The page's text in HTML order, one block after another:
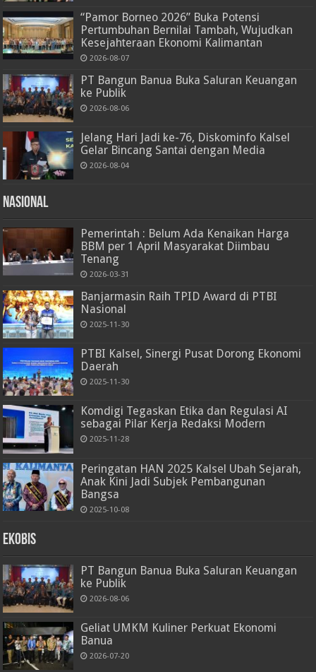
“Pamor Borneo 2026” Buka Potensi
Pertumbuhan Bernilai Tambah, Wujudkan
Kesejahteraan Ekonomi Kalimantan
2026-08-07
PT Bangun Banua Buka Saluran Keuangan
ke Publik
2026-08-06
Jelang Hari Jadi ke-76, Diskominfo Kalsel
Gelar Bincang Santai dengan Media
2026-08-04
Nasional
Pemerintah : Belum Ada Kenaikan Harga
BBM per 1 April Masyarakat Diimbau
Tenang
2026-03-31
Banjarmasin Raih TPID Award di PTBI
Nasional
2025-11-30
PTBI Kalsel, Sinergi Pusat Dorong Ekonomi
Daerah
2025-11-30
Komdigi Tegaskan Etika dan Regulasi AI
sebagai Pilar Kerja Redaksi Modern
2025-11-28
Peringatan HAN 2025 Kalsel Ubah Sejarah,
Anak Kini Jadi Subjek Pembangunan
Bangsa
2025-10-08
Ekobis
PT Bangun Banua Buka Saluran Keuangan
ke Publik
2026-08-06
Geliat UMKM Kuliner Perkuat Ekonomi
Banua
2026-07-20